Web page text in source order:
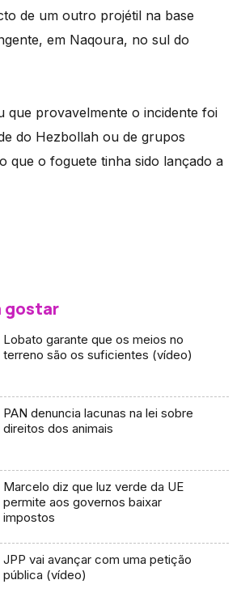
de um outro projétil na base
em Naqoura, no sul do
que provavelmente o incidente foi
do Hezbollah ou de grupos
que o foguete tinha sido lançado a
gostar
Lobato garante que os meios no
terreno são os suficientes (vídeo)
PAN denuncia lacunas na lei sobre
direitos dos animais
Marcelo diz que luz verde da UE
permite aos governos baixar
impostos
JPP vai avançar com uma petição
pública (vídeo)